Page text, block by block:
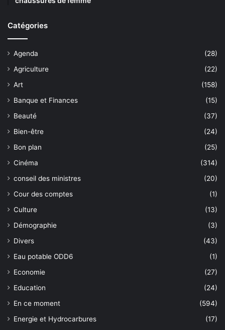
Catégories
Agenda
(28)
Agriculture
(22)
Art
(158)
Banque et Finances
(15)
Beauté
(37)
Bien-être
(24)
Bon plan
(25)
Cinéma
(314)
conseil des ministres
(20)
Cour des comptes
(1)
Culture
(13)
Démographie
(3)
Divers
(43)
Eau potable ODD6
(1)
Economie
(27)
Education
(24)
En ce moment
(594)
Energie et Hydrocarbures
(17)